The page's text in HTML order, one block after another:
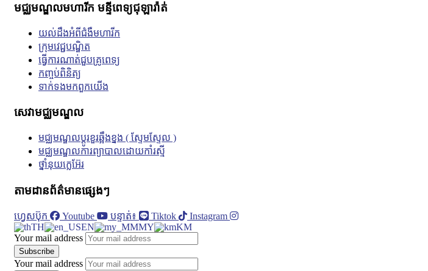
មជ្ឈមណ្ឌលមហារីក មន្ទីពេទ្យជុឡារ៉ាត់
យល់ដឹងអំពីជំងឺមហារីក
ក្រុមវេជ្ជបណ្ឌិត
ធ្វើការណាត់ជួបគ្រូពេទ្យ
កញ្ចប់ពិនិត្យ
ទាក់ទង​មក​ពួក​យើង
សេវាមជ្ឈមណ្ឌល
មជ្ឈមណ្ឌលប្តូរខួរឆ្អឹងខ្នង ( ស្ទែមស្ទែល )
មជ្ឈមណ្ឌលការព្យាបាលដោយកាំរស្មី
ថ្នាំនុយក្លេអ៊ែរ
តាមដានព័ត៌មានផ្សេងៗ
ហ្វេសប៊ុក Youtube បន្ទាត់៖ Tiktok
Instagram
TH
EN MY
KM
Your mail address
Your mail address